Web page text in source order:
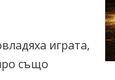
играта,
също